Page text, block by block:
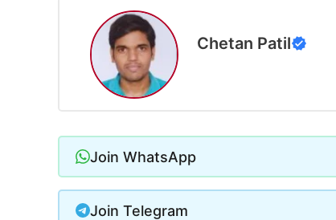
Chetan Patil
Join WhatsApp
Join Telegram